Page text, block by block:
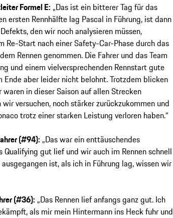
Formel E: „Das ist ein bitterer Tag für das
ersten Rennhälfte lag Pascal in Führung, ist dann
den wir noch analysieren müssen,
Re-Start nach einer Safety-Car-Phase durch das
Rennen genommen. Die Fahrer und das Team
und einem vielversprechenden Rennstart gute
aber leider nicht belohnt. Trotzdem blicken
in dieser Saison auf allen Strecken
versuchen, noch stärker zurückzukommen und
trotz einer starken Leistung verloren haben.“
(#94): „Das war ein enttäuschendes
Qualifying gut lief und wir auch im Rennen schnell
ist, als ich in Führung lag, wissen wir
(#36): „Das Rennen lief anfangs ganz gut. Ich
als mir mein Hintermann ins Heck fuhr und